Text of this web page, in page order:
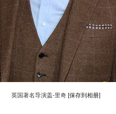
英国著名导演盖-里奇 [保存到相册]